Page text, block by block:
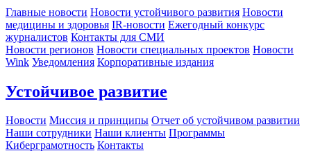
Главные новости Новости устойчивого развития Новости
медицины и здоровья IR-новости Ежегодный конкурс
журналистов Контакты для СМИ
Новости регионов Новости специальных проектов Новости
Wink Уведомления Корпоративные издания
Устойчивое развитие
Новости Миссия и принципы Отчет об устойчивом развитии
Наши сотрудники Наши клиенты Программы
Киберграмотность Контакты